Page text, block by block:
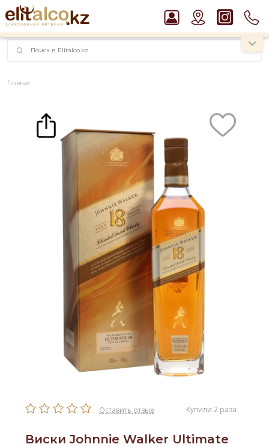
наименований!
instagram.com/rojo.kz
Рекомендуем
Водка Smirnoff Red Vodka 37,5%
Ром Captain Morgan White 37,5%
Виски Talisker 10 YO Malt 45,8% in Box
Пиво Guinness Draught 4,2% Can
Джин Gordon`s London Dry Gin 37,5%
Главная
Оставить отзыв Купили 2 раза
Виски Johnnie Walker Ultimate